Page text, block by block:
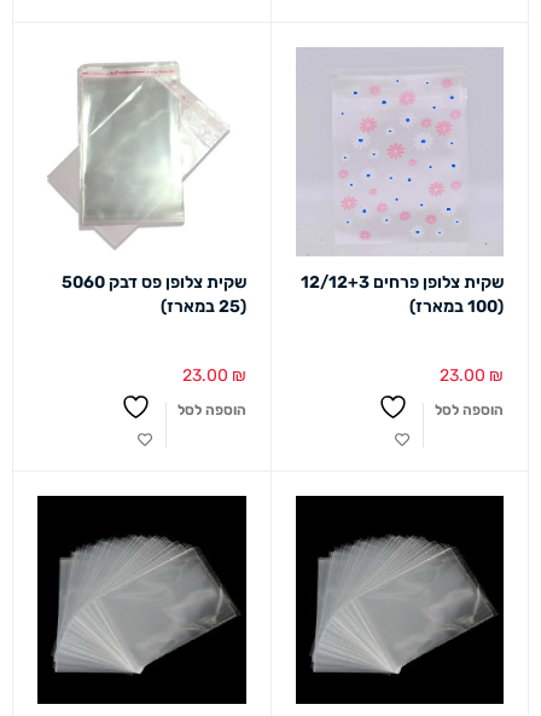
שקית צלופן פרחים 12/12+3
(100 במארז)
23.00 ₪
הוספה לסל
שקית צלופן פס דבק 5060
(25 במארז)
23.00 ₪
הוספה לסל